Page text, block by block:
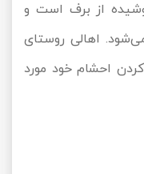
از برف است و
اهالی روستای
احشام خود مورد